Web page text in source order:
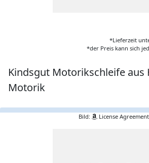
*Lieferzeit
*der Preis kann sich
Kindsgut Motorikschleife aus
Motorik
Bild: License Agreement